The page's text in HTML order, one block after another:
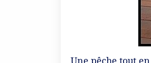
Une pêche tout